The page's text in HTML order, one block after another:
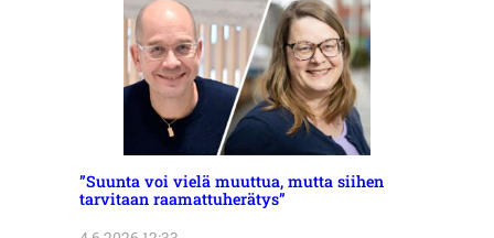
”Suunta voi vielä muuttua, mutta siihen
tarvitaan raamattuherätys”